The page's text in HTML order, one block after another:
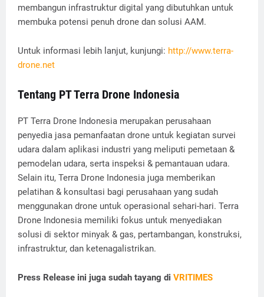
membangun infrastruktur digital yang dibutuhkan untuk
membuka potensi penuh drone dan solusi AAM.
Untuk informasi lebih lanjut, kunjungi: http://www.terra-
drone.net
Tentang PT Terra Drone Indonesia
PT Terra Drone Indonesia merupakan perusahaan
penyedia jasa pemanfaatan drone untuk kegiatan survei
udara dalam aplikasi industri yang meliputi pemetaan &
pemodelan udara, serta inspeksi & pemantauan udara.
Selain itu, Terra Drone Indonesia juga memberikan
pelatihan & konsultasi bagi perusahaan yang sudah
menggunakan drone untuk operasional sehari-hari. Terra
Drone Indonesia memiliki fokus untuk menyediakan
solusi di sektor minyak & gas, pertambangan, konstruksi,
infrastruktur, dan ketenagalistrikan.
Press Release ini juga sudah tayang di VRITIMES